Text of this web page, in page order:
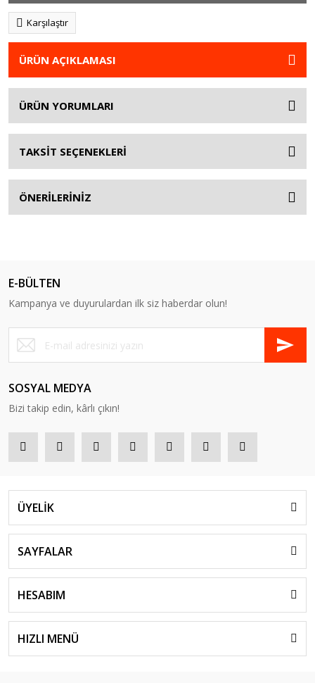
Karşılaştır
ÜRÜN AÇIKLAMASI
ÜRÜN YORUMLARI
TAKSİT SEÇENEKLERİ
ÖNERİLERİNİZ
E-BÜLTEN
Kampanya ve duyurulardan ilk siz haberdar olun!
SOSYAL MEDYA
Bizi takip edin, kârlı çıkın!
ÜYELİK
SAYFALAR
HESABIM
HIZLI MENÜ